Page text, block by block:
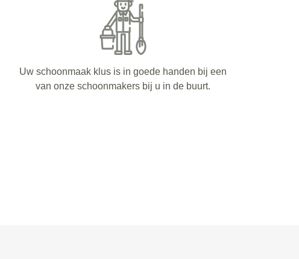
Uw schoonmaak klus is in goede handen bij een
van onze schoonmakers bij u in de buurt.